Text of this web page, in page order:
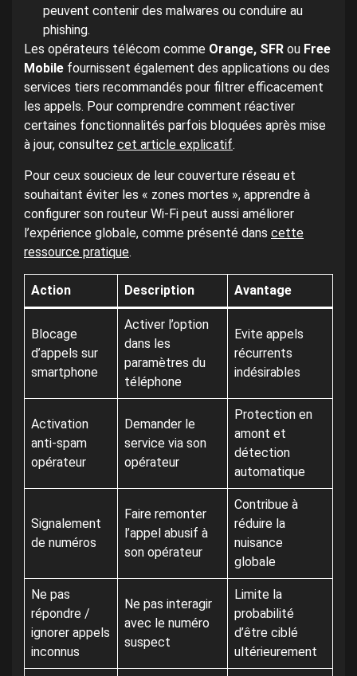
peuvent contenir des malwares ou conduire au
phishing.
Les opérateurs télécom comme Orange, SFR ou Free
Mobile fournissent également des applications ou des
services tiers recommandés pour filtrer efficacement
les appels. Pour comprendre comment réactiver
certaines fonctionnalités parfois bloquées après mise
à jour, consultez cet article explicatif.
Pour ceux soucieux de leur couverture réseau et
souhaitant éviter les « zones mortes », apprendre à
configurer son routeur Wi-Fi peut aussi améliorer
l’expérience globale, comme présenté dans cette
ressource pratique.
Action Description Avantage
Blocage
d’appels sur
smartphone
Activer l’option
dans les
paramètres du
téléphone
Evite appels
récurrents
indésirables
Activation
anti-spam
opérateur
Demander le
service via son
opérateur
Protection en
amont et
détection
automatique
Signalement
de numéros
Faire remonter
l’appel abusif à
son opérateur
Contribue à
réduire la
nuisance
globale
Ne pas
répondre /
ignorer appels
inconnus
Ne pas interagir
avec le numéro
suspect
Limite la
probabilité
d’être ciblé
ultérieurement